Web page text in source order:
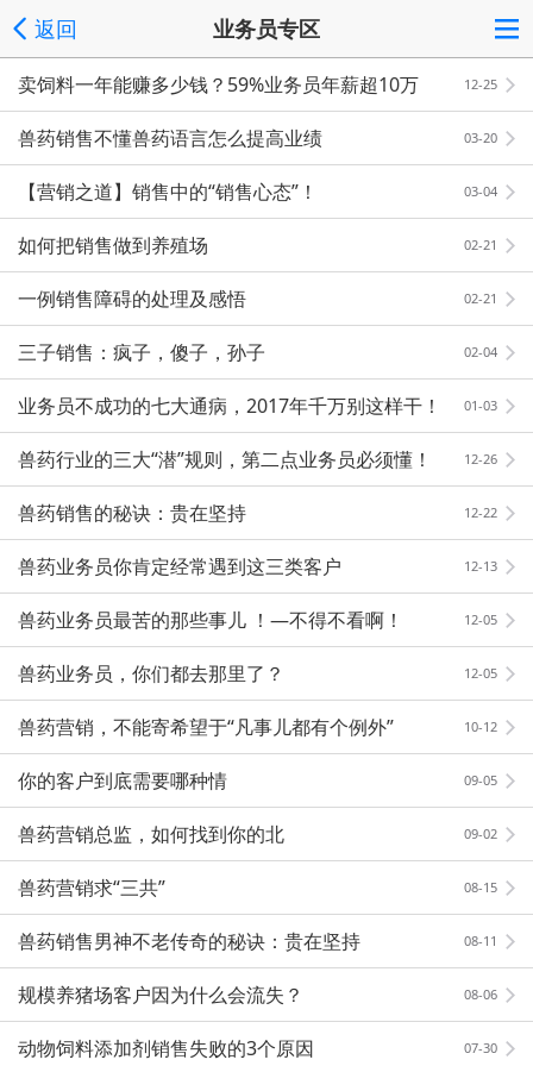
返回 业务员专区
12-25
卖饲料一年能赚多少钱？59%业务员年薪超10万
03-20
兽药销售不懂兽药语言怎么提高业绩
03-04
【营销之道】销售中的“销售心态”！
02-21
如何把销售做到养殖场
02-21
一例销售障碍的处理及感悟
02-04
三子销售：疯子，傻子，孙子
01-03
业务员不成功的七大通病，2017年千万别这样干！
12-26
兽药行业的三大“潜”规则，第二点业务员必须懂！
12-22
兽药销售的秘诀：贵在坚持
12-13
兽药业务员你肯定经常遇到这三类客户
12-05
兽药业务员最苦的那些事儿 ！—不得不看啊！
12-05
兽药业务员，你们都去那里了？
10-12
兽药营销，不能寄希望于“凡事儿都有个例外”
09-05
你的客户到底需要哪种情
09-02
兽药营销总监，如何找到你的北
08-15
兽药营销求“三共”
08-11
兽药销售男神不老传奇的秘诀：贵在坚持
08-06
规模养猪场客户因为什么会流失？
07-30
动物饲料添加剂销售失败的3个原因